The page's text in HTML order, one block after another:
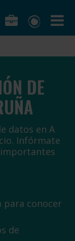
DE
datos en A
Infórmate
para conocer
de